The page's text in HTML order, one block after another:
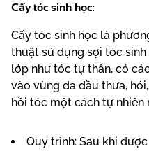
Cấy tóc sinh học:
Cấy tóc sinh học là
thuật sử dụng sợi tóc
lớp như tóc tự thân, có
vào vùng da đầu thưa,
hồi tóc một cách tự nhiên
Quy trình: Sau khi